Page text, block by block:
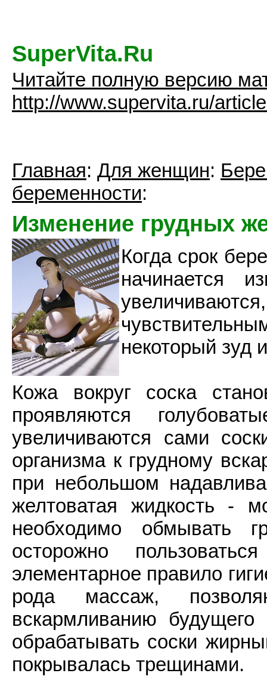
SuperVita.Ru
Читайте полную версию
http://www.supervita.ru/
Главная: Для женщин:
беременности:
Изменение грудных
Когда срок
начинается
некоторый зуд
Кожа вокруг соска
проявляются
увеличиваются сами
организма к грудному
при небольшом
желтоватая жидкость -
необходимо обмывать
осторожно
элементарное правило
рода массаж,
вскармливанию
обрабатывать соски
покрывалась трещинами.